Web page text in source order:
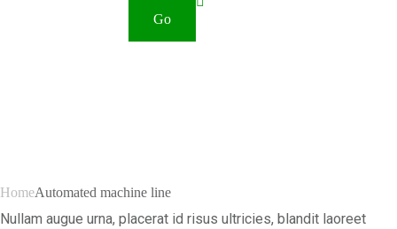
HomeAutomated machine line
Nullam augue urna, placerat id risus ultricies, blandit laoreet